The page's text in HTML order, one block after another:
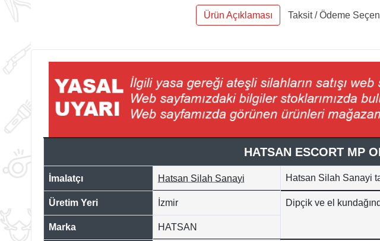
Ürün Açıklaması Taksit / Ödeme
HATSAN ESCORT MP
İmalatçı Hatsan Silah Sanayi Hatsan Silah Sanayi
Üretim Yeri İzmir Dipçik ve el
Marka HATSAN